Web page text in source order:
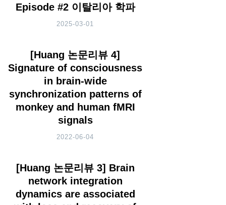
Episode #2 이탈리아 학파
2025-03-01
[Huang 논문리뷰 4]
Signature of consciousness
in brain-wide
synchronization patterns of
monkey and human fMRI
signals
2022-06-04
[Huang 논문리뷰 3] Brain
network integration
dynamics are associated